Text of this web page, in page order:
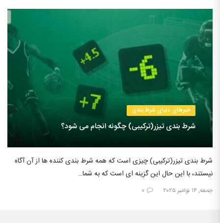
خبرهای دنیای شرط بندی
شرط بندی تیزر(ترکیبی) چگونه انجام می شود؟
شرط بندی تیزر(ترکیبی) چیزی است که همه شرط بندی کننده ها از آن آگاه
نیستند، با این حال این گزینه ای است که به شما…
جمعه, ۱۴ نوامبر ۲۰۲۵ ۰